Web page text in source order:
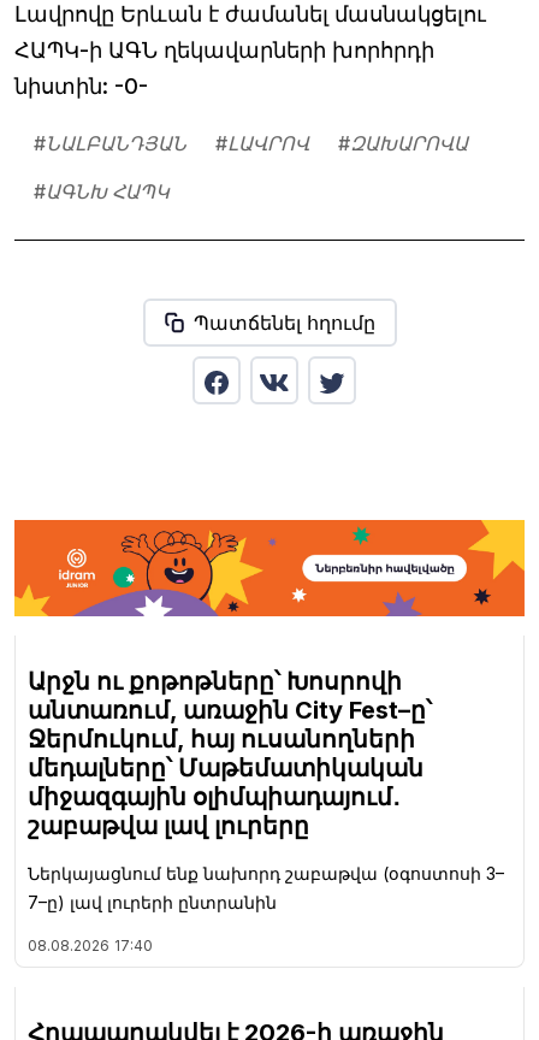
Լավրովը Երևան է ժամանել մասնակցելու
ՀԱՊԿ-ի ԱԳՆ ղեկավարների խորհրդի
նիստին: -0-
#ՆԱԼԲԱՆԴՅԱՆ #ԼԱՎՐՈՎ #ԶԱԽԱՐՈՎԱ
#ԱԳՆԽ ՀԱՊԿ
Պատճենել հղումը
Արջն ու քոթոթները՝ Խոսրովի
անտառում, առաջին City Fest–ը՝
Ջերմուկում, հայ ուսանողների
մեդալները՝ Մաթեմատիկական
միջազգային օլիմպիադայում․
շաբաթվա լավ լուրերը
Ներկայացնում ենք նախորդ շաբաթվա (օգոստոսի 3–
7–ը) լավ լուրերի ընտրանին
08.08.2026 17:40
Հրապարակվել է 2026-ի առաջին